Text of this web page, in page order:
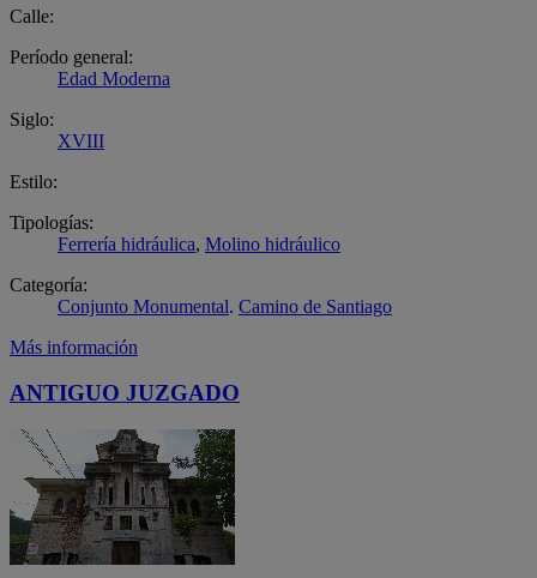
Calle:
Período general:
Edad Moderna
Siglo:
XVIII
Estilo:
Tipologías:
Ferrería hidráulica, Molino hidráulico
Categoría:
Conjunto Monumental. Camino de Santiago
Más información
ANTIGUO JUZGADO